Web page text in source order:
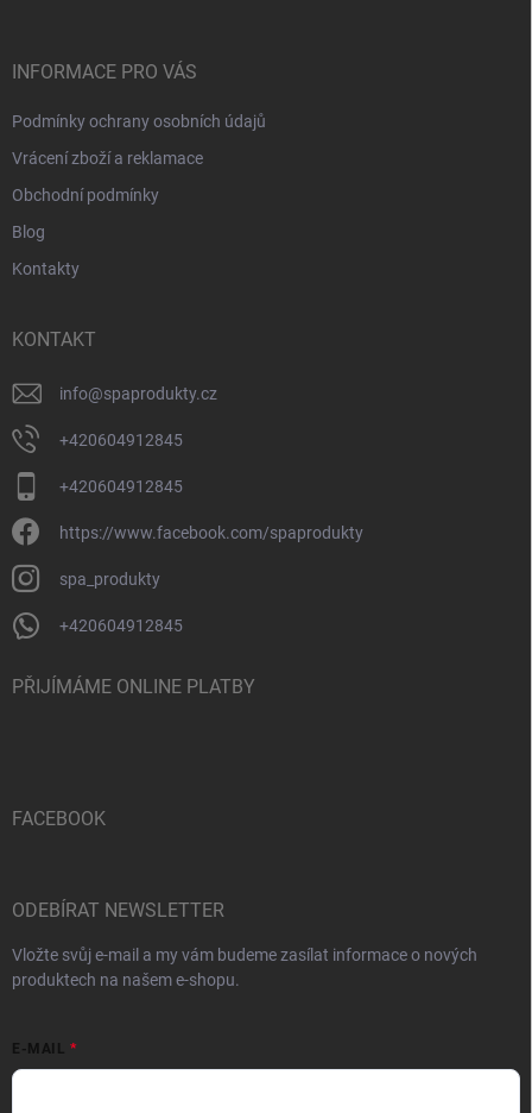
INFORMACE PRO VÁS
Podmínky ochrany osobních údajů
Vrácení zboží a reklamace
Obchodní podmínky
Blog
Kontakty
KONTAKT
info@spaprodukty.cz
+420604912845
+420604912845
https://www.facebook.com/spaprodukty
spa_produkty
+420604912845
PŘIJÍMÁME ONLINE PLATBY
FACEBOOK
ODEBÍRAT NEWSLETTER
Vložte svůj e-mail a my vám budeme zasílat informace o nových
produktech na našem e-shopu.
E-MAIL